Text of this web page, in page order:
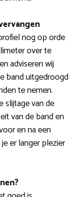
nog op orde
over te
adviseren wij
band uitgedroogd
te nemen.
slijtage van de
van de band en
en na een
er langer plezier